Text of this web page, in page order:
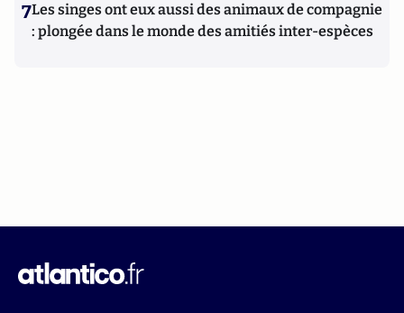
7Les singes ont eux aussi des animaux de compagnie
: plongée dans le monde des amitiés inter-espèces